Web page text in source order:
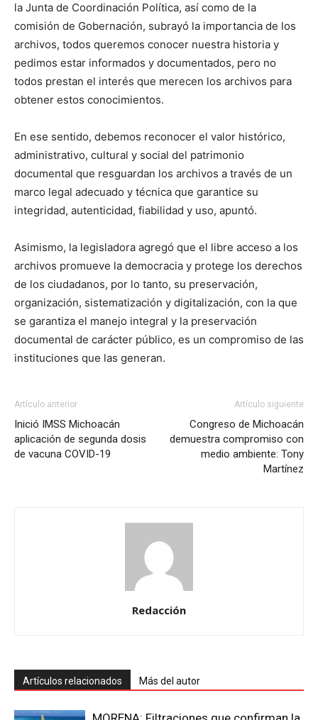
la Junta de Coordinación Política, así como de la
comisión de Gobernación, subrayó la importancia de los
archivos, todos queremos conocer nuestra historia y
pedimos estar informados y documentados, pero no
todos prestan el interés que merecen los archivos para
obtener estos conocimientos.
En ese sentido, debemos reconocer el valor histórico,
administrativo, cultural y social del patrimonio
documental que resguardan los archivos a través de un
marco legal adecuado y técnica que garantice su
integridad, autenticidad, fiabilidad y uso, apuntó.
Asimismo, la legisladora agregó que el libre acceso a los
archivos promueve la democracia y protege los derechos
de los ciudadanos, por lo tanto, su preservación,
organización, sistematización y digitalización, con la que
se garantiza el manejo integral y la preservación
documental de carácter público, es un compromiso de las
instituciones que las generan.
Artículo anterior
Inició IMSS Michoacán
aplicación de segunda dosis
de vacuna COVID-19
Artículo siguiente
Congreso de Michoacán
demuestra compromiso con
medio ambiente: Tony
Martínez
Redacción
Artículos relacionados Más del autor